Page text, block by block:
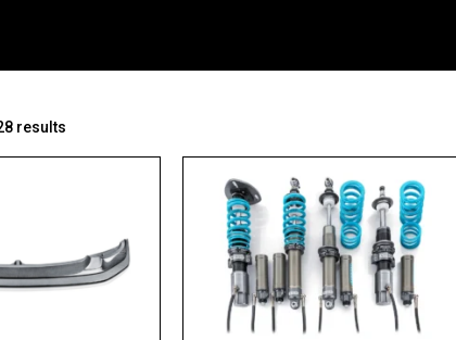
results